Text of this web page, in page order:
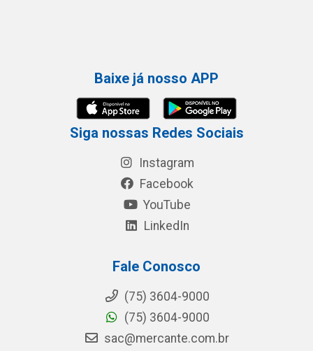
Baixe já nosso APP
Siga nossas Redes Sociais
Instagram
Facebook
YouTube
LinkedIn
Fale Conosco
(75) 3604-9000
(75) 3604-9000
sac@mercante.com.br